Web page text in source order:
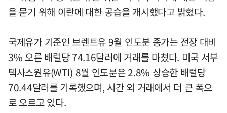
을 묻기 위해 이란에 대한 공습을 개시했다고 밝혔다.
국제유가 기준인 브렌트유 9월 인도분 종가는 전장 대비
3% 오른 배럴당 74.16달러에 거래를 마쳤다. 미국 서부
텍사스원유(WTI) 8월 인도분은 2.8% 상승한 배럴당
70.44달러를 기록했으며, 시간 외 거래에서 더 큰 폭으
로 오르고 있다.